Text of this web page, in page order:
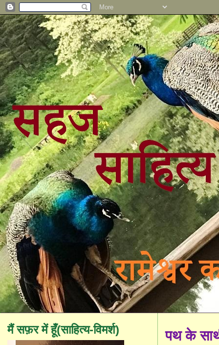
पथ के
मैं सफ़र में हूँ(साहित्य-विमर्श)